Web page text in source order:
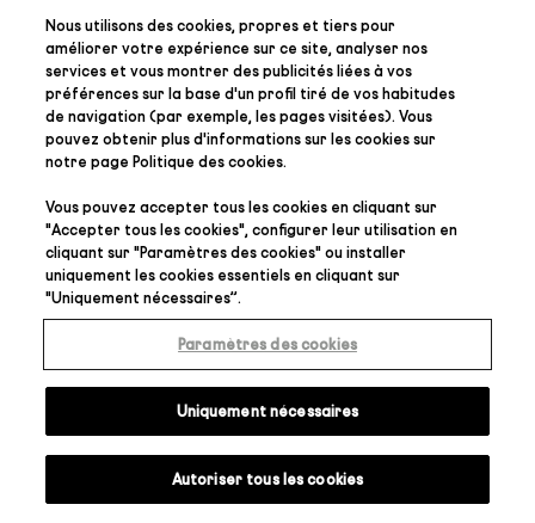
Nous utilisons des cookies, propres et tiers pour
améliorer votre expérience sur ce site, analyser nos
services et vous montrer des publicités liées à vos
préférencessur la base d'un profil tiré de vos habitudes
de navigation (par exemple, les pages visitées). Vous
pouvez obtenir plus d'informations sur les cookies sur
notre pagePolitique des cookies.
Vous pouvez accepter tous les cookies en cliquant sur
"Accepter tous les cookies", configurer leur utilisation en
cliquant sur "Paramètres des cookies" ou installer
uniquement les cookies essentiels en cliquant sur
"Uniquement nécessaires”.
Paramètres des cookies
Uniquement nécessaires
Autoriser tous les cookies